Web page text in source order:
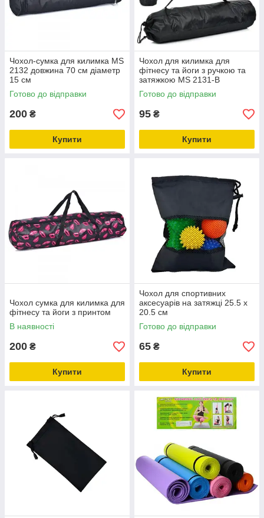
Чохол-сумка для килимка MS
2132 довжина 70 см діаметр
15 см
Готово до відправки
200 ₴
Купити
Чохол для килимка для
фітнесу та йоги з ручкою та
затяжкою MS 2131-B
Готово до відправки
95 ₴
Купити
Чохол сумка для килимка для
фітнесу та йоги з принтом
В наявності
200 ₴
Купити
Чохол для спортивних
аксесуарів на затяжці 25.5 x
20.5 см
Готово до відправки
65 ₴
Купити